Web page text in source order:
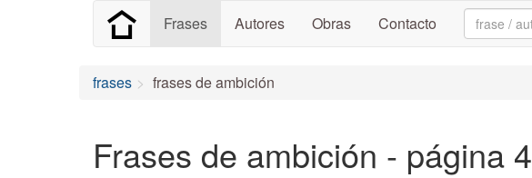
Frases Autores Obras Contacto Search:
frases frases de ambición
Frases de ambición - página 4